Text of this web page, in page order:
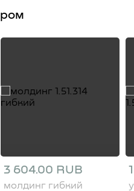
3 604.00 RUB
молдинг гибкий